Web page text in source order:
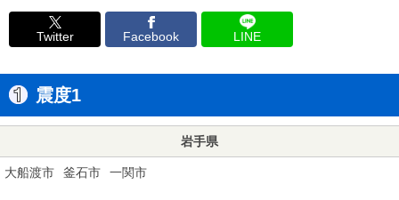
Twitter Facebook LINE
震度1
岩手県
大船渡市 釜石市 一関市